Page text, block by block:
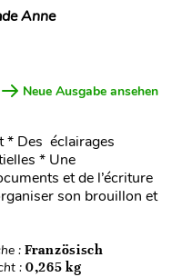
Anne
Neue Ausgabe ansehen
Des éclairages
* Une
et de l’écriture
son brouillon et
: Französisch
: 0,265 kg